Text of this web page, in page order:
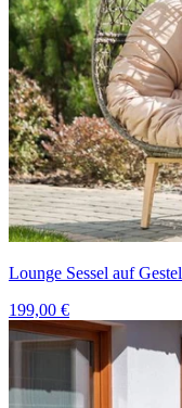
Lounge Sessel auf
199,00 €